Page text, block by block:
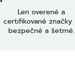
Len overené a
certifikované značky
bezpečné a šetrné.